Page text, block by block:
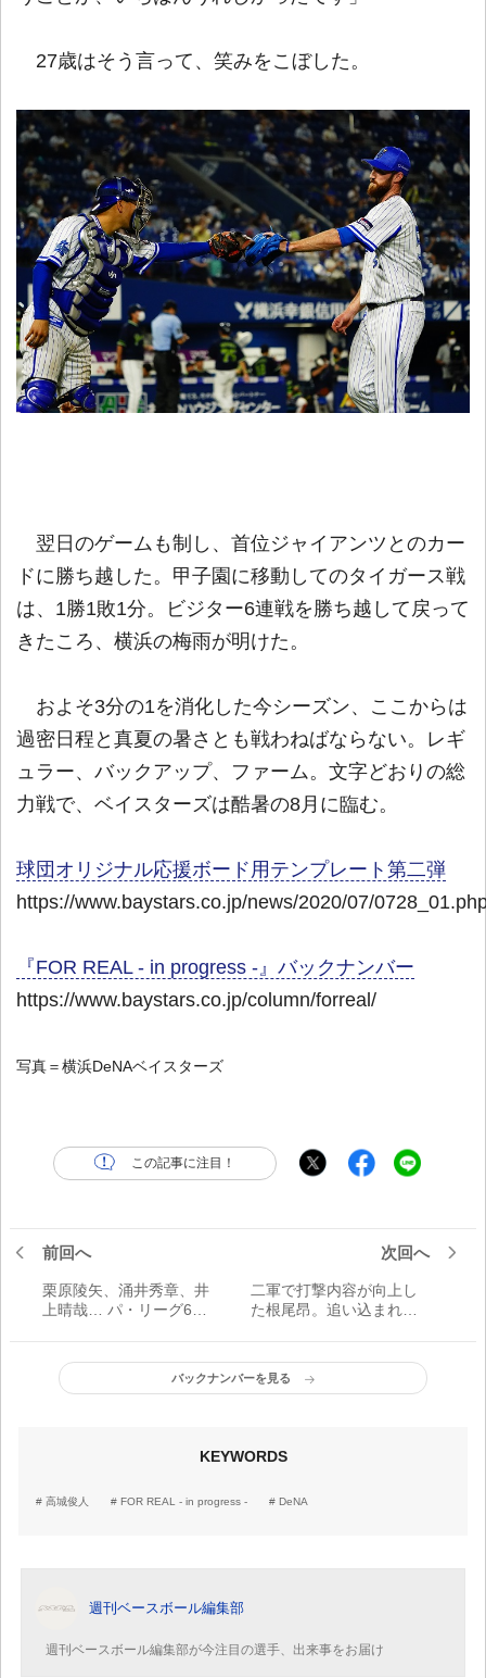
27歳はそう言って、笑みをこぼした。
翌日のゲームも制し、首位ジャイアンツとのカー
ドに勝ち越した。甲子園に移動してのタイガース戦
は、1勝1敗1分。ビジター6連戦を勝ち越して戻って
きたころ、横浜の梅雨が明けた。
およそ3分の1を消化した今シーズン、ここからは
過密日程と真夏の暑さとも戦わねばならない。レギ
ュラー、バックアップ、ファーム。文字どおりの総
力戦で、ベイスターズは酷暑の8月に臨む。
球団オリジナル応援ボード用テンプレート第二弾
https://www.baystars.co.jp/news/2020/07/
『FOR REAL - in progress -』バックナンバー
https://www.baystars.co.jp/column/forreal/
写真＝横浜DeNAベイスターズ
この記事に注目！
前回へ
栗原陵矢、涌井秀章、井
上晴哉… パ・リーグ6球
次回へ
二軍で打撃内容が向上し
た根尾昂。追い込まれる
バックナンバーを見る
KEYWORDS
高城俊人 FOR REAL - in progress - DeNA
週刊ベースボール編集部
週刊ベースボール編集部が今注目の選手、出来事をお届け